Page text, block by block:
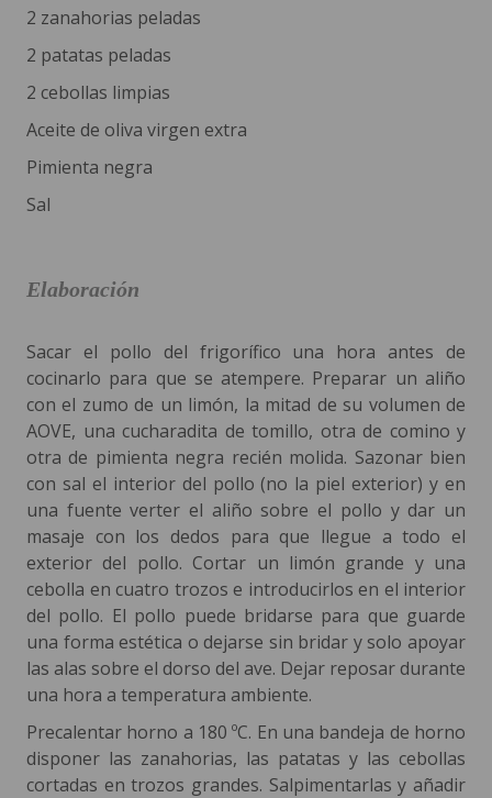
2 zanahorias peladas
2 patatas peladas
2 cebollas limpias
Aceite de oliva virgen extra
Pimienta negra
Sal
Elaboración
Sacar el pollo del frigorífico una hora antes de
cocinarlo para que se atempere. Preparar un aliño
con el zumo de un limón, la mitad de su volumen de
AOVE, una cucharadita de tomillo, otra de comino y
otra de pimienta negra recién molida. Sazonar bien
con sal el interior del pollo (no la piel exterior) y en
una fuente verter el aliño sobre el pollo y dar un
masaje con los dedos para que llegue a todo el
exterior del pollo. Cortar un limón grande y una
cebolla en cuatro trozos e introducirlos en el interior
del pollo. El pollo puede bridarse para que guarde
una forma estética o dejarse sin bridar y solo apoyar
las alas sobre el dorso del ave. Dejar reposar durante
una hora a temperatura ambiente.
Precalentar horno a 180 ºC. En una bandeja de horno
disponer las zanahorias, las patatas y las cebollas
cortadas en trozos grandes. Salpimentarlas y añadir